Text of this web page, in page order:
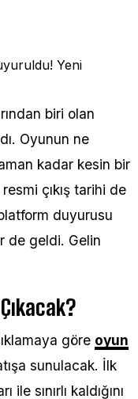
biri olan
Oyunun ne
kadar kesin bir
çıkış tarihi de
duyurusu
de geldi. Gelin
göre oyun
sunulacak. İlk
sınırlı kaldığını